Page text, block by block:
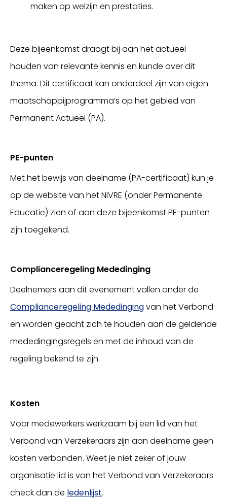
maken op welzijn en prestaties.
Deze bijeenkomst draagt bij aan het actueel
houden van relevante kennis en kunde over dit
thema. Dit certificaat kan onderdeel zijn van eigen
maatschappijprogramma’s op het gebied van
Permanent Actueel (PA).
PE-punten
Met het bewijs van deelname (PA-certificaat) kun je
op de website van het NIVRE (onder Permanente
Educatie) zien of aan deze bijeenkomst PE-punten
zijn toegekend.
Complianceregeling Mededinging
Deelnemers aan dit evenement vallen onder de
Complianceregeling Mededingingvan het Verbond
en worden geacht zich te houden aan de geldende
mededingingsregels en met de inhoud van de
regeling bekend te zijn.
Kosten
Voor medewerkers werkzaam bij een lid van het
Verbond van Verzekeraars zijn aan deelname geen
kosten verbonden. Weet je niet zeker of jouw
organisatie lid is van het Verbond van Verzekeraars
check dan de ledenlijst.